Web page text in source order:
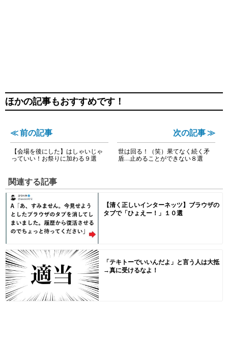
ほかの記事もおすすめです！
≪ 前の記事
【会場を後にした】はしゃいじゃ
っていい！お祭りに加わる９選
次の記事 ≫
世は回る！（笑）果てなく続く矛
盾…止めることができない８選
関連する記事
【清く正しいインターネッツ】ブラウザの
タブで「ひょえー！」１０選
「テキトーでいいんだよ」と言う人は大抵
→真に受けるなよ！